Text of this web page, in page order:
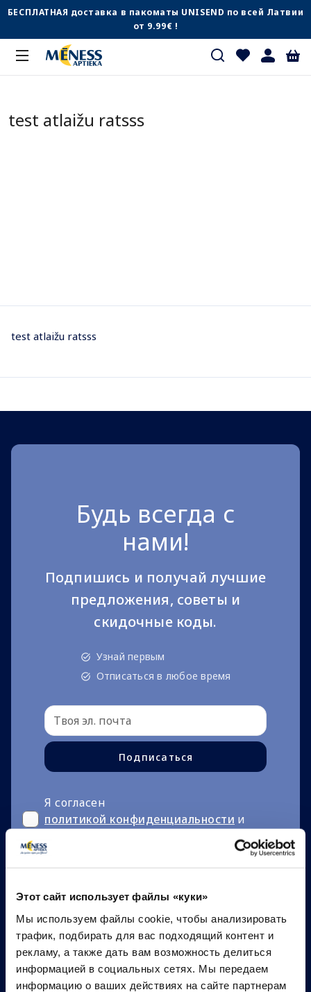
Этот сайт использует файлы «куки»
Мы используем файлы cookie, чтобы анализировать
трафик, подбирать для вас подходящий контент и
рекламу, а также дать вам возможность делиться
информацией в социальных сетях. Мы передаем
информацию о ваших действиях на сайте партнерам
БЕСПЛАТНАЯ доставка в пакоматы UNISEND по всей Латвии
от 9.99€ !
test atlaižu ratsss
test atlaižu ratsss
Будь всегда с
нами!
Подпишись и получай лучшие
предложения, советы и
скидочные коды.
Узнай первым
Отписаться в любое время
Подписаться
Я согласен
политикой конфиденциальности и